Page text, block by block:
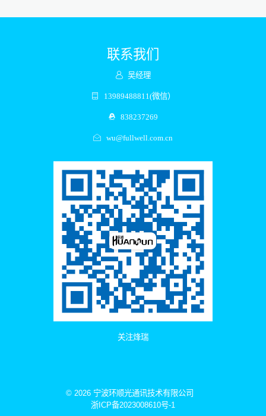
联系我们
吴经理
13989488811(微信）
838237269
wu@fullwell.com.cn
关注烽瑞
© 2026 宁波环顺光通讯技术有限公司
浙ICP备2023008610号-1